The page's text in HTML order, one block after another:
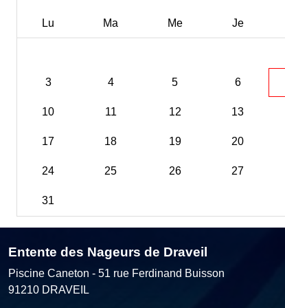
Lu Ma Me Je
3 4 5 6
10 11 12 13
17 18 19 20
24 25 26 27
31
Entente des Nageurs de Draveil
Piscine Caneton - 51 rue Ferdinand Buisson
91210 DRAVEIL